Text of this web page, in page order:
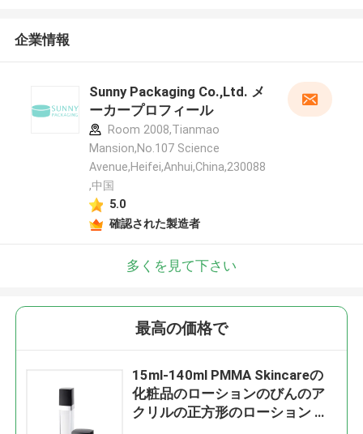
企業情報
Sunny Packaging Co.,Ltd. メ
ーカープロフィール
Room 2008,Tianmao
Mansion,No.107 Science
Avenue,Heifei,Anhui,China,230088
,中国
5.0
確認された製造者
多くを見て下さい
最高の価格で
15ml-140ml PMMA Skincareの
化粧品のローションのびんのア
クリルの正方形のローション ポ